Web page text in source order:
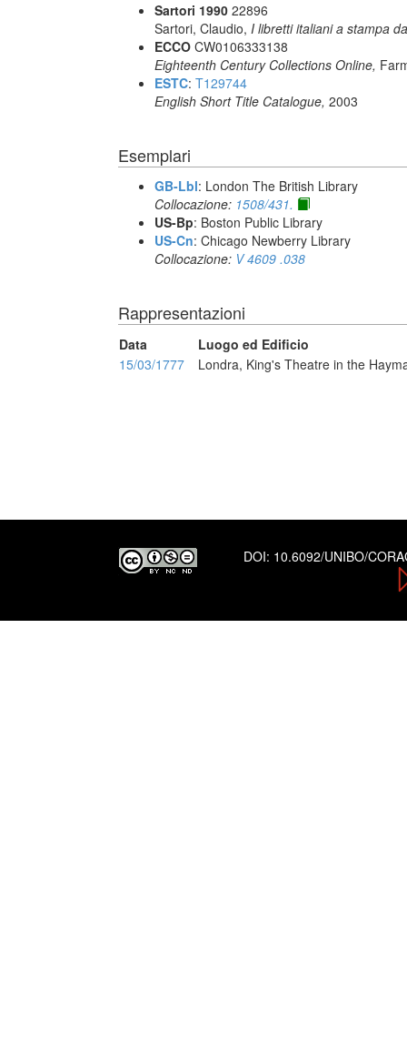
Sartori 1990 22896
Sartori, Claudio, I libretti italiani a stampa
ECCO CW0106333138
Eighteenth Century Collections Online,
ESTC: T129744
English Short Title Catalogue, 2003
Esemplari
GB-Lbl: London The British Library
Collocazione: 1508/431.
US-Bp: Boston Public Library
US-Cn: Chicago Newberry Library
Collocazione: V 4609 .038
Rappresentazioni
Data
Luogo ed Edificio
15/03/1777
Londra, King's Theatre in the
DOI: 10.6092/UNIBO/